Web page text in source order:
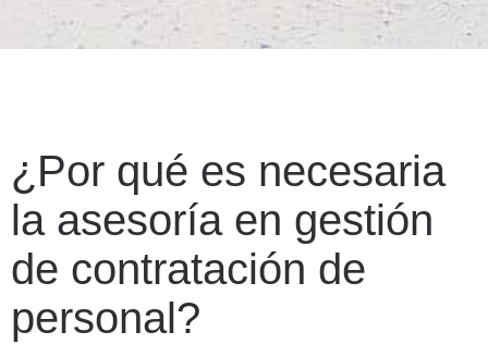
¿Por qué es necesaria
la asesoría en gestión
de contratación de
personal?